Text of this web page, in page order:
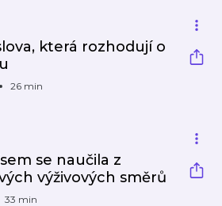
která rozhodují o
26 min
se naučila z
výživových směrů
33 min